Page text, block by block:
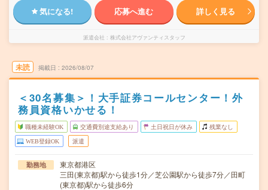
気になる! 応募へ進む 詳しく見る
派遣会社 株式会社アヴァンティスタッフ
未読 掲載日 2026/08/07
＜30名募集＞！大手証券コールセンター！外
務員資格いかせる！
職種未経験OK 交通費別途支給あり 土日祝日が休み 残業なし
WEB登録OK 派遣
勤務地
東京都港区
三田(東京都)駅から徒歩1分／芝公園駅から徒歩7分／田町
(東京都)駅から徒歩6分